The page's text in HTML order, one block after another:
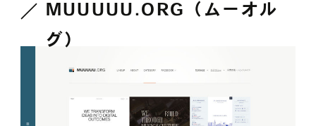
MUUUUU.ORG（ムーオル
グ）